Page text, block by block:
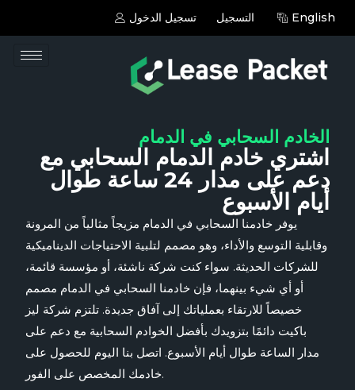
تسجيل الدخول التسجيل English
الخادم السحابي في الدمام
اشتري خادم الدمام السحابي مع
دعم على مدار 24 ساعة طوال
أيام الأسبوع
يوفر خادمنا السحابي في الدمام مزيجاً مثالياً من المرونة
وقابلية التوسع والأداء، وهو مصمم لتلبية الاحتياجات الديناميكية
للشركات الحديثة. سواء كنت شركة ناشئة، أو مؤسسة قائمة،
أو أي شيء بينهما، فإن خادمنا السحابي في الدمام مصمم
خصيصاً للارتقاء بعملياتك إلى آفاق جديدة. تلتزم شركة ليز
باكيت دائمًا بتزويدك بأفضل الخوادم السحابية مع دعم على
مدار الساعة طوال أيام الأسبوع. اتصل بنا اليوم للحصول على
خادمك المخصص على الفور.